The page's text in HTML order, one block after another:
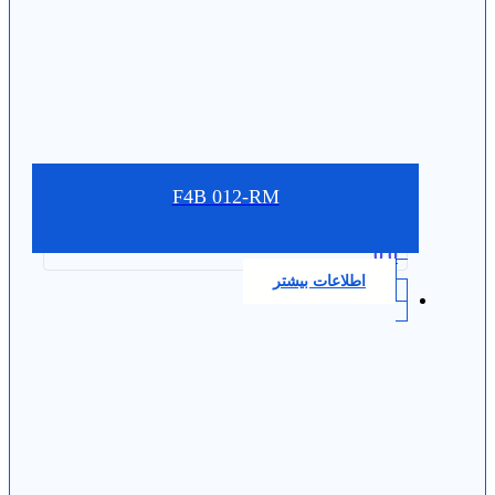
F4B 012-RM
0.0
اطلاعات بیشتر